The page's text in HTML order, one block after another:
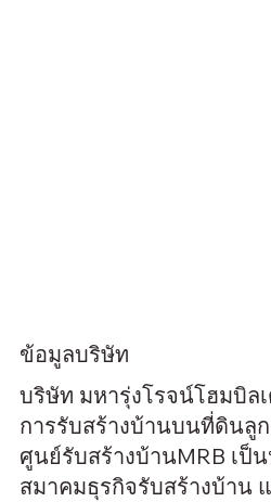
ข้อมูลบริษัท
บริษัท มหารุ่งโรจน์โฮมบิล
การรับสร้างบ้านบนที่ดินลู
ศูนย์รับสร้างบ้านMRB เป็
สมาคมธุรกิจรับสร้างบ้าน